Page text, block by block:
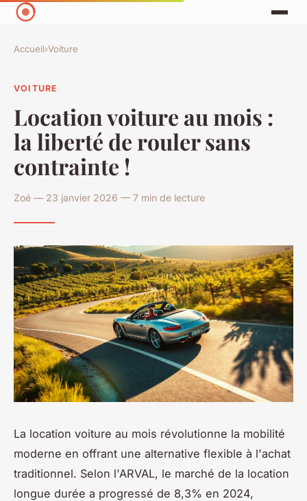
Accueil›Voiture
VOITURE
Location voiture au mois :
la liberté de rouler sans
contrainte !
Zoé — 23 janvier 2026 — 7 min de lecture
La location voiture au mois révolutionne la mobilité
moderne en offrant une alternative flexible à l'achat
traditionnel. Selon l'ARVAL, le marché de la location
longue durée a progressé de 8,3% en 2024,